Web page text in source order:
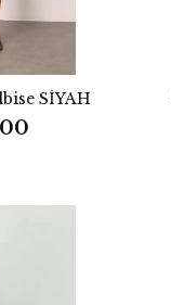
SİYAH